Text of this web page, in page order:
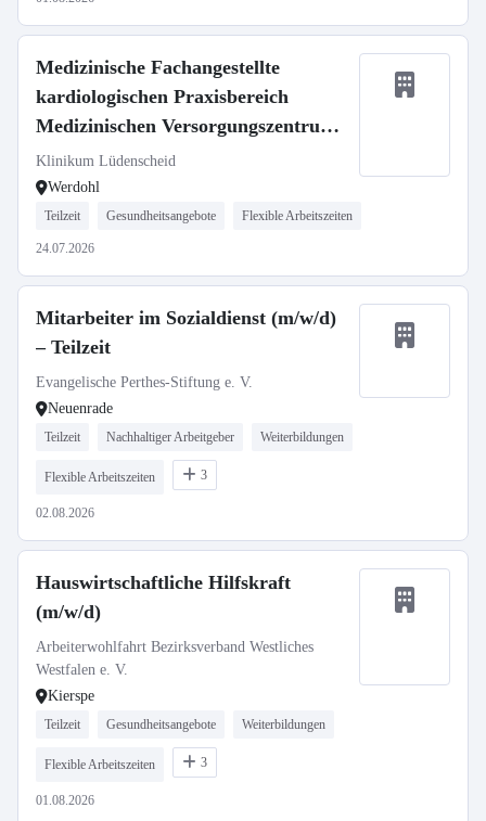
Medizinische Fachangestellte
kardiologischen Praxisbereich
Medizinischen Versorgungszentrums
(m/w/d)
Klinikum Lüdenscheid
Werdohl
Teilzeit Gesundheitsangebote Flexible Arbeitszeiten
24.07.2026
Mitarbeiter im Sozialdienst (m/w/d)
– Teilzeit
Evangelische Perthes-Stiftung e. V.
Neuenrade
Teilzeit Nachhaltiger Arbeitgeber Weiterbildungen
Flexible Arbeitszeiten 3
02.08.2026
Hauswirtschaftliche Hilfskraft
(m/w/d)
Arbeiterwohlfahrt Bezirksverband Westliches
Westfalen e. V.
Kierspe
Teilzeit Gesundheitsangebote Weiterbildungen
Flexible Arbeitszeiten 3
01.08.2026